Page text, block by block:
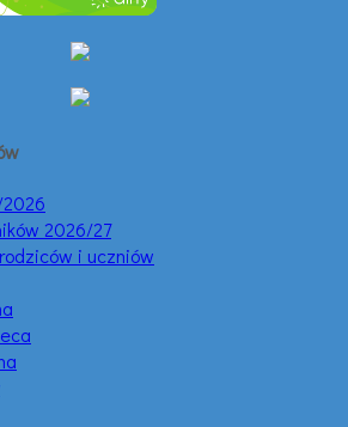
2026/27
i uczniów